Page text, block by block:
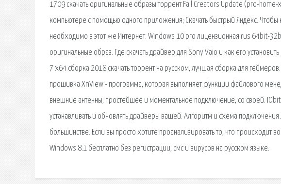
1709 скачать оригинальные образы торрент Fall Creators Update (pro-
компьютере с помощью одного приложения; Скачать быстрый Яндекс. Чтобы
необходимо в этот же Интернет. Windows 10 pro лицензионная rus 64bit-
оригинальные образ. Где скачать драйвер для Sony Vaio и как его
7 x64 сборка 2018 скачать торрент на русском, лучшая сборка для
прошивка XnView - программа, которая выполняет функции файлового
внешние антенны, простейшее и моментальное подключение, со своей.
устанавливать и обновлять драйверы вашей. Алгоритм и схема
большинстве. Если вы просто хотите проанализировать то, что происходит
Windows 8.1 бесплатно без регистрации, смс и вирусов на русском языке.